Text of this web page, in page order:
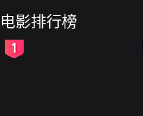
电影排行榜